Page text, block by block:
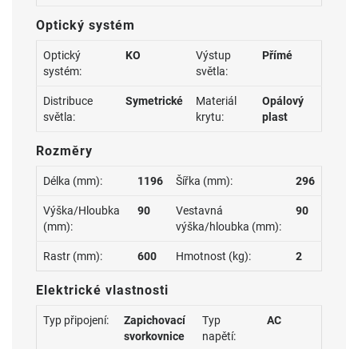
Optický systém
Optický
systém:
KO
Výstup
světla:
Přímé
Distribuce
světla:
Symetrické
Materiál
krytu:
Opálový
plast
Rozměry
Délka (mm): 1196 Šířka (mm): 296
Výška/Hloubka
(mm):
90
Vestavná
výška/hloubka (mm):
90
Rastr (mm): 600 Hmotnost (kg): 2
Elektrické vlastnosti
Typ připojení:
Zapichovací
svorkovnice
Typ
napětí:
AC